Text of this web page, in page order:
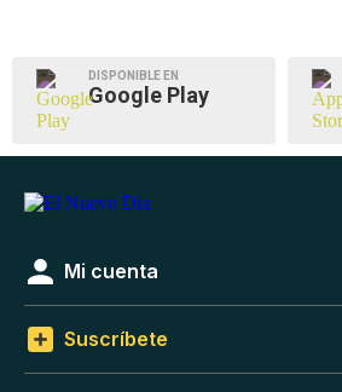
DISPONIBLE EN
Google Play
Mi cuenta
Suscríbete